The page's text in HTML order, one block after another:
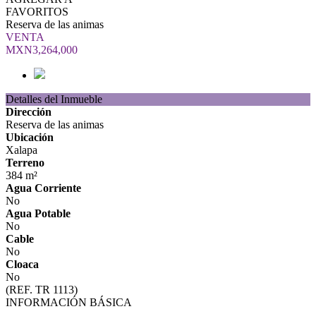
FAVORITOS
Reserva de las animas
VENTA
MXN3,264,000
Detalles del Inmueble
Dirección
Reserva de las animas
Ubicación
Xalapa
Terreno
384 m²
Agua Corriente
No
Agua Potable
No
Cable
No
Cloaca
No
(REF. TR 1113)
INFORMACIÓN BÁSICA